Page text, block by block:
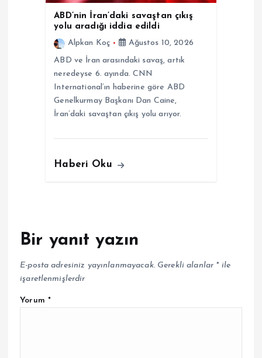
ABD’nin İran’daki savaştan çıkış
yolu aradığı iddia edildi
Alpkan Koç
Ağustos 10, 2026
ABD ve İran arasındaki savaş, artık
neredeyse 6. ayında. CNN
International’ın haberine göre ABD
Genelkurmay Başkanı Dan Caine,
İran’daki savaştan çıkış yolu arıyor.
Haberi Oku
Bir yanıt yazın
E-posta adresiniz yayınlanmayacak. Gerekli alanlar *ile
işaretlenmişlerdir
Yorum *